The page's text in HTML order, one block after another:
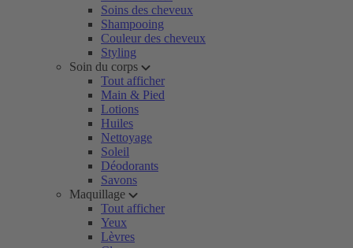
Soins des cheveux
Shampooing
Couleur des cheveux
Styling
Soin du corps
Tout afficher
Main & Pied
Lotions
Huiles
Nettoyage
Soleil
Déodorants
Savons
Maquillage
Tout afficher
Yeux
Lèvres